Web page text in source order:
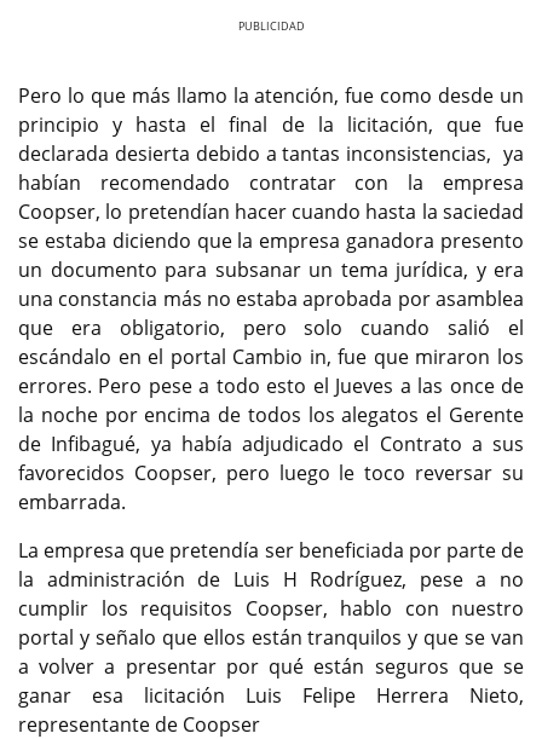
Pero lo que más llamo la atención, fue como desde un
principio y hasta el final de la licitación, que fue
declarada desierta debido a tantas inconsistencias, ya
habían recomendado contratar con la empresa
Coopser, lo pretendían hacer cuando hasta la saciedad
se estaba diciendo que la empresa ganadora presento
un documento para subsanar un tema jurídica, y era
una constancia más no estaba aprobada por asamblea
que era obligatorio, pero solo cuando salió el
escándalo en el portal Cambio in, fue que miraron los
errores. Pero pese a todo esto el Jueves a las once de
la noche por encima de todos los alegatos el Gerente
de Infibagué, ya había adjudicado el Contrato a sus
favorecidos Coopser, pero luego le toco reversar su
embarrada.
La empresa que pretendía ser beneficiada por parte de
la administración de Luis H Rodríguez, pese a no
cumplir los requisitos Coopser, hablo con nuestro
portal y señalo que ellos están tranquilos y que se van
a volver a presentar por qué están seguros que se
ganar esa licitación Luis Felipe Herrera Nieto,
representante de Coopser